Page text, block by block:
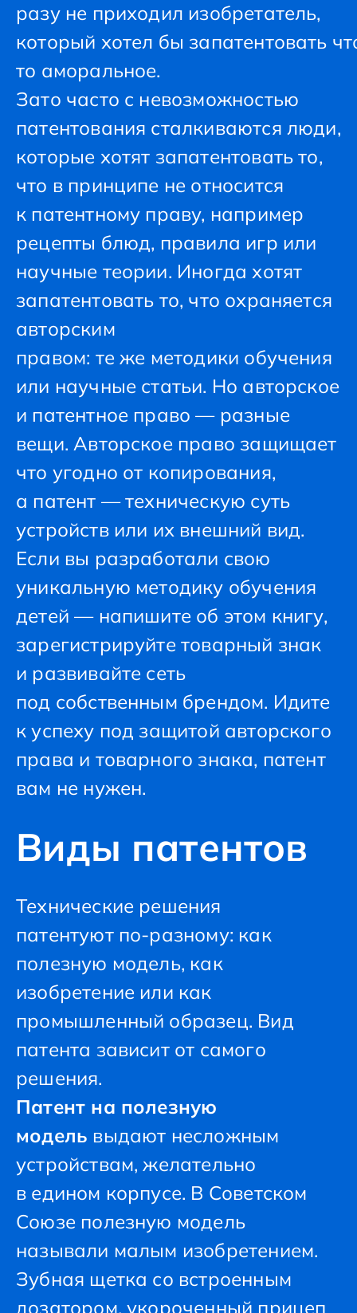
разу не приходил изобретатель,
который хотел бы запатентовать
то аморальное.
Зато часто с невозможностью
патентования сталкиваются люди,
которые хотят запатентовать то,
что в принципе не относится
к патентному праву, например
рецепты блюд, правила игр или
научные теории. Иногда хотят
запатентовать то, что охраняется
авторским
правом: те же методики обучения
или научные статьи. Но авторское
и патентное право — разные
вещи. Авторское право защищает
что угодно от копирования,
а патент — техническую суть
устройств или их внешний вид.
Если вы разработали свою
уникальную методику обучения
детей — напишите об этом книгу,
зарегистрируйте товарный знак
и развивайте сеть
под собственным брендом. Идите
к успеху под защитой авторского
права и товарного знака, патент
вам не нужен.
Виды патентов
Технические решения
патентуют по-разному: как
полезную модель, как
изобретение или как
промышленный образец. Вид
патента зависит от самого
решения.
Патент на полезную
модель выдают несложным
устройствам, желательно
в едином корпусе. В Советском
Союзе полезную модель
называли малым изобретением.
Зубная щетка со встроенным
дозатором, укороченный прицеп